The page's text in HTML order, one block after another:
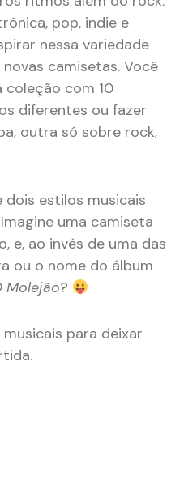
pop, indie e
nessa variedade
camisetas. Você
coleção com 10
diferentes ou fazer
outra só sobre rock,
dois estilos musicais
uma camiseta
e, ao invés de uma das
ou o nome do álbum
Molejão?
para deixar